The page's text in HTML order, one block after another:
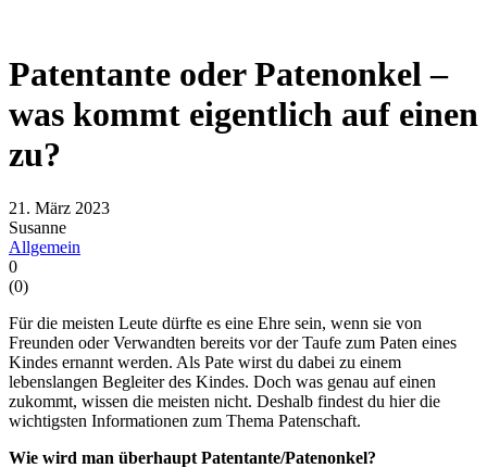
Patentante oder Patenonkel –
was kommt eigentlich auf einen
zu?
21. März 2023
Susanne
Allgemein
0
(0)
Für die meisten Leute dürfte es eine Ehre sein, wenn sie von
Freunden oder Verwandten bereits vor der Taufe zum Paten eines
Kindes ernannt werden. Als Pate wirst du dabei zu einem
lebenslangen Begleiter des Kindes. Doch was genau auf einen
zukommt, wissen die meisten nicht. Deshalb findest du hier die
wichtigsten Informationen zum Thema Patenschaft.
Wie wird man überhaupt Patentante/Patenonkel?